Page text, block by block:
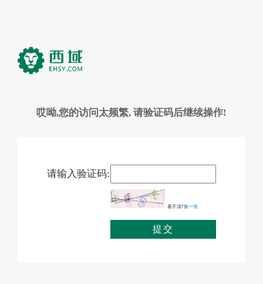
哎呦,您的访问太频繁, 请验证码后继续操作!
请输入验证码:
看不清?换一张